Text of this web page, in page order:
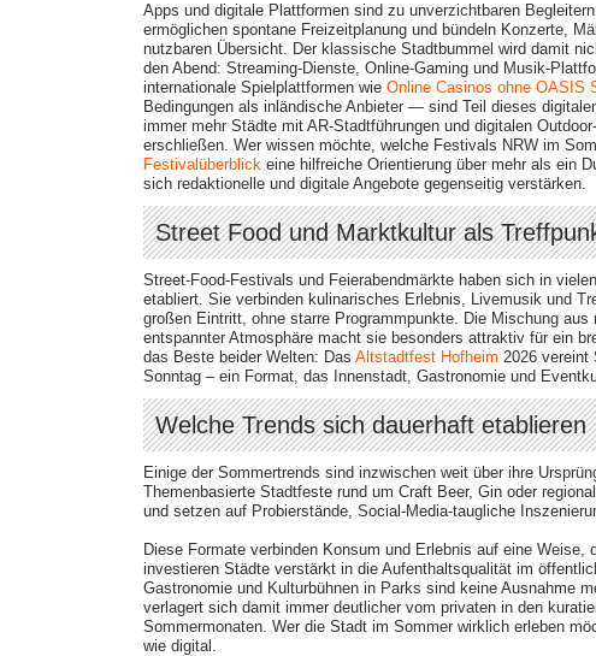
Apps und digitale Plattformen sind zu unverzichtbaren
ermöglichen spontane Freizeitplanung und bündeln Konzerte,
nutzbaren Übersicht. Der klassische Stadtbummel wird damit
den Abend: Streaming-Dienste, Online-Gaming und Musik-
internationale Spielplattformen wie Online Casinos ohne OASIS
Bedingungen als inländische Anbieter — sind Teil dieses
immer mehr Städte mit AR-Stadtführungen und digitalen
erschließen. Wer wissen möchte, welche Festivals NRW im
Festivalüberblick eine hilfreiche Orientierung über mehr als ein
sich redaktionelle und digitale Angebote gegenseitig verstärken.
Street Food und Marktkultur als
Street-Food-Festivals und Feierabendmärkte haben sich in
etabliert. Sie verbinden kulinarisches Erlebnis, Livemusik und
großen Eintritt, ohne starre Programmpunkte. Die Mischung
entspannter Atmosphäre macht sie besonders attraktiv für ein
das Beste beider Welten: Das Altstadtfest Hofheim 2026 vereint
Sonntag – ein Format, das Innenstadt, Gastronomie und
Welche Trends sich dauerhaft etablieren
Einige der Sommertrends sind inzwischen weit über ihre
Themenbasierte Stadtfeste rund um Craft Beer, Gin oder
und setzen auf Probierstände, Social-Media-taugliche
Diese Formate verbinden Konsum und Erlebnis auf eine
investieren Städte verstärkt in die Aufenthaltsqualität im
Gastronomie und Kulturbühnen in Parks sind keine Ausnahme
verlagert sich damit immer deutlicher vom privaten in den
Sommermonaten. Wer die Stadt im Sommer wirklich erleben
wie digital.